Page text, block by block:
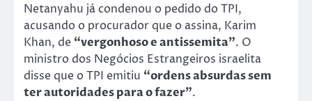
Netanyahu já condenou o pedido do TPI,
acusando o procurador que o assina, Karim
Khan, de “vergonhoso e antissemita”. O
ministro dos Negócios Estrangeiros israelita
disse que o TPI emitiu “ordens absurdas sem
ter autoridades para o fazer”.